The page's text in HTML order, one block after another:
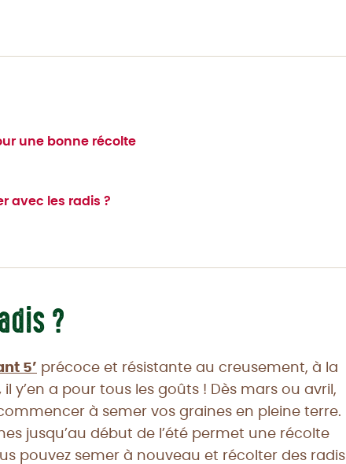
une bonne récolte
avec les radis ?
?
5’ précoce et résistante au creusement, à la
il y’en a pour tous les goûts ! Dès mars ou avril,
à semer vos graines en pleine terre.
jusqu’au début de l’été permet une récolte
pouvez semer à nouveau et récolter des radis